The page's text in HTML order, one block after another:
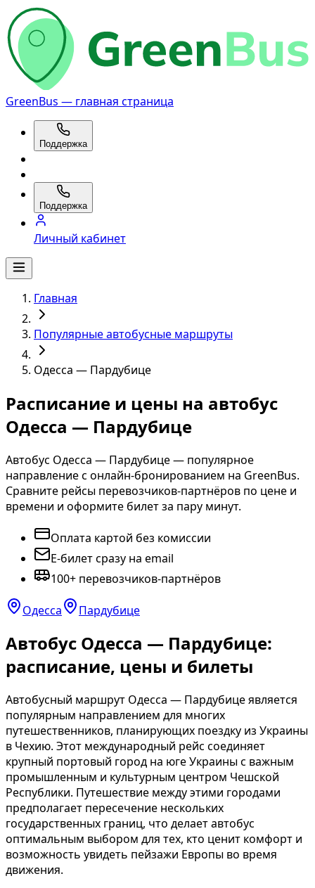
GreenBus — главная страница
Поддержка
Поддержка
Личный кабинет
Главная
Популярные автобусные маршруты
Одесса — Пардубице
Расписание и цены на автобус
Одесса — Пардубице
Автобус Одесса — Пардубице — популярное
направление с онлайн-бронированием на GreenBus.
Сравните рейсы перевозчиков-партнёров по цене и
времени и оформите билет за пару минут.
Оплата картой без комиссии
E-билет сразу на email
100+ перевозчиков-партнёров
Одесса Пардубице
Автобус Одесса — Пардубице:
расписание, цены и билеты
Автобусный маршрут Одесса — Пардубице является
популярным направлением для многих
путешественников, планирующих поездку из Украины
в Чехию. Этот международный рейс соединяет
крупный портовый город на юге Украины с важным
промышленным и культурным центром Чешской
Республики. Путешествие между этими городами
предполагает пересечение нескольких
государственных границ, что делает автобус
оптимальным выбором для тех, кто ценит комфорт и
возможность увидеть пейзажи Европы во время
движения.